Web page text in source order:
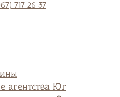
717 26 37
агентства Юг